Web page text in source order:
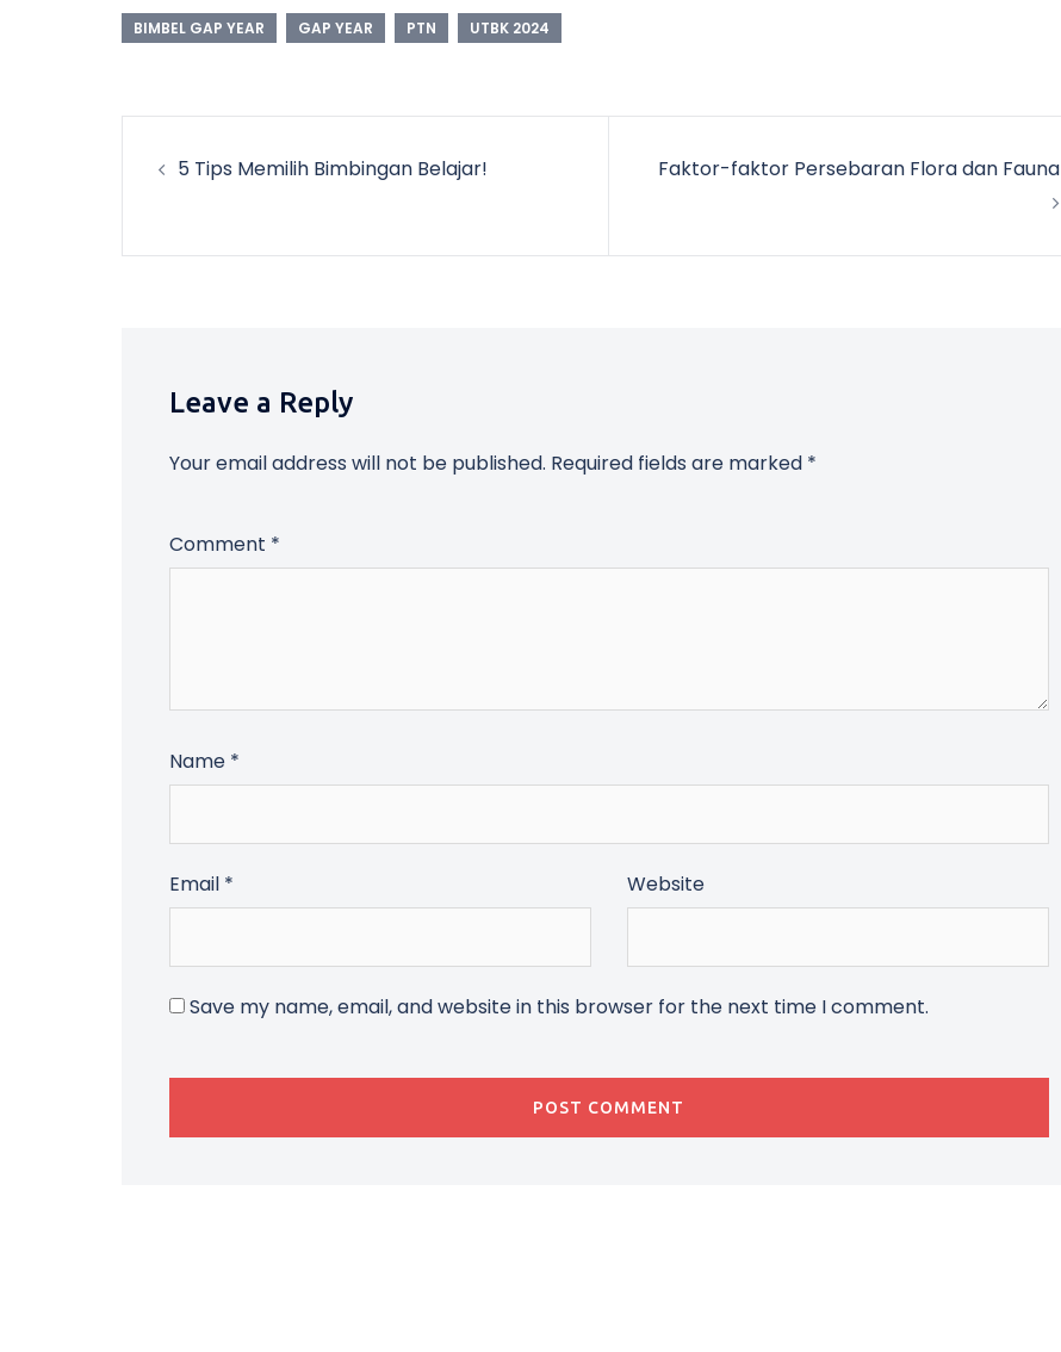
BIMBEL GAP YEAR GAP YEAR PTN UTBK 2024
navigation
5 Tips Memilih Bimbingan Belajar! Faktor-faktor Persebaran Flora dan Fauna
Leave a Reply
Your email address will not be published. Required fields are marked *
Comment *
Name *
Email * Website
Save my name, email, and website in this browser for the next time I comment.